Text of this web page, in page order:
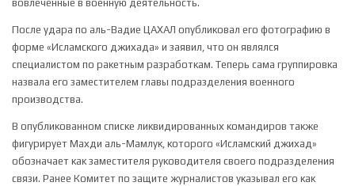
вовлечённые в военную деятельность.
После удара по аль-Вадие ЦАХАЛ опубликовал его фотографию в
форме «Исламского джихада» и заявил, что он являлся
специалистом по ракетным разработкам. Теперь сама группировка
назвала его заместителем главы подразделения военного
производства.
В опубликованном списке ликвидированных командиров также
фигурирует Махди аль-Мамлук, которого «Исламский джихад»
обозначает как заместителя руководителя своего подразделения
связи. Ранее Комитет по защите журналистов указывал его как